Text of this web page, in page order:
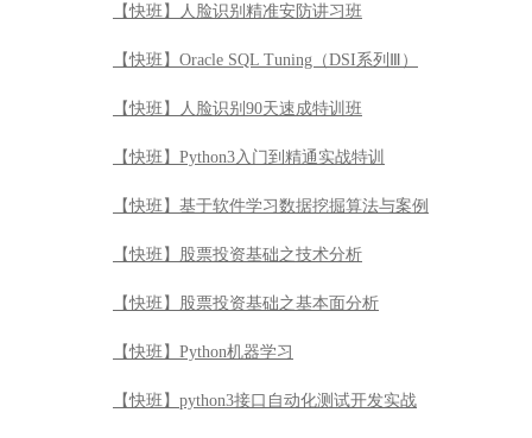
【快班】人脸识别精准安防讲习班
【快班】Oracle SQL Tuning（DSI系列Ⅲ）
【快班】人脸识别90天速成特训班
【快班】Python3入门到精通实战特训
【快班】基于软件学习数据挖掘算法与案例
【快班】股票投资基础之技术分析
【快班】股票投资基础之基本面分析
【快班】Python机器学习
【快班】python3接口自动化测试开发实战